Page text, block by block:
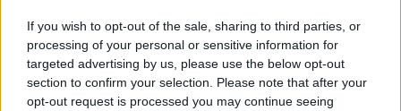
If you wish to opt-out of the sale, sharing to third parties, or
processing of your personal or sensitive information for
targeted advertising by us, please use the below opt-out
section to confirm your selection. Please note that after your
opt-out request is processed you may continue seeing
(Stegeso)
4.1 - 6
Culotte, med
champignon i
kålpakker, rosti og